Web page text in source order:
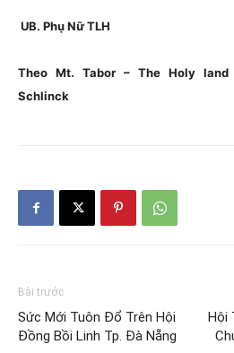
UB. Phụ Nữ TLH
Theo Mt. Tabor – The Holy land
Schlinck
Bài trước
Sức Mới Tuôn Đổ Trên Hội
Đồng Bồi Linh Tp. Đà Nẵng
Hội